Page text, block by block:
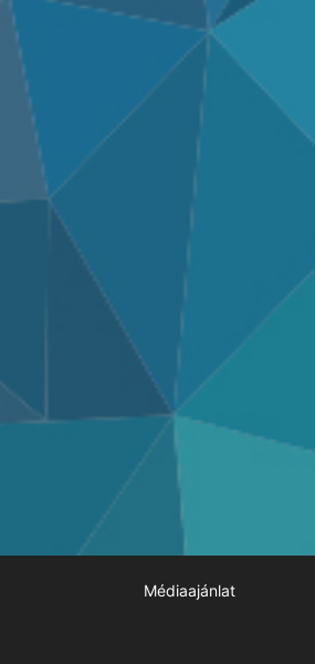
Médiaajánlat